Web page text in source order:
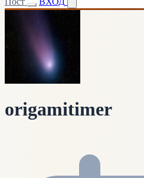
origamitimer